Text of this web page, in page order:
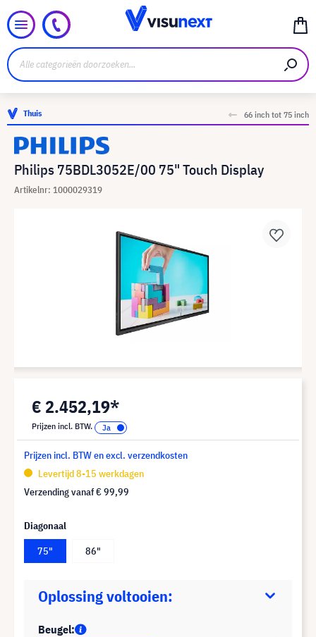
Thuis 66 inch tot 75 inch
Philips 75BDL3052E/00 75" Touch Display
Artikelnr: 1000029319
€ 2.452,19*
Prijzen incl. BTW.
Prijzen incl. BTW en excl. verzendkosten
Levertijd 8-15 werkdagen
Verzending vanaf€ 99,99
Diagonaal
75"
86"
Oplossing voltooien:
Beugel: